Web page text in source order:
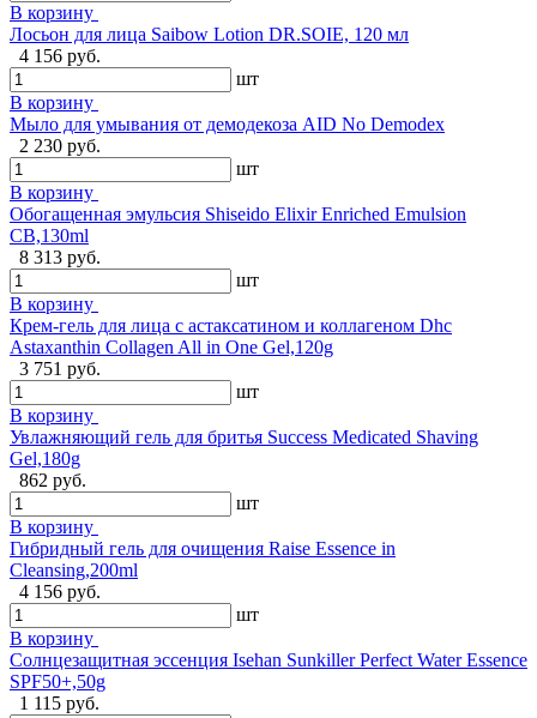
В корзину
Лосьон для лица Saibow Lotion DR.SOIE, 120 мл
4 156 руб.
шт
В корзину
Мыло для умывания от демодекоза AID No Demodex
2 230 руб.
шт
В корзину
Обогащенная эмульсия Shiseido Elixir Enriched Emulsion
CB,130ml
8 313 руб.
шт
В корзину
Крем-гель для лица с астаксатином и коллагеном Dhc
Astaxanthin Collagen All in One Gel,120g
3 751 руб.
шт
В корзину
Увлажняющий гель для бритья Success Medicated Shaving
Gel,180g
862 руб.
шт
В корзину
Гибридный гель для очищения Raise Essence in
Cleansing,200ml
4 156 руб.
шт
В корзину
Солнцезащитная эссенция Isehan Sunkiller Perfect Water Essence
SPF50+,50g
1 115 руб.